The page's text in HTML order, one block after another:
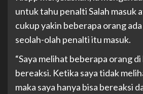
untuk tahu penalti Salah masuk
cukup yakin beberapa orang
seolah-olah penalti itu masuk.
“Saya melihat beberapa orang
bereaksi. Ketika saya tidak
maka saya hanya bisa bereaksi